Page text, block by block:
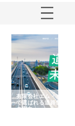
ム・ビルドが南多摩
道路舗装と土木工事